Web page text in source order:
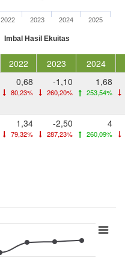
Imbal Hasil Ekuitas
2022 2023 2024 2025
2022 2023
2024
0,68
80,23%
-1,10
260,20%
1,68
253,54%
1,34
79,32%
-2,50
287,23%
4
260,09%